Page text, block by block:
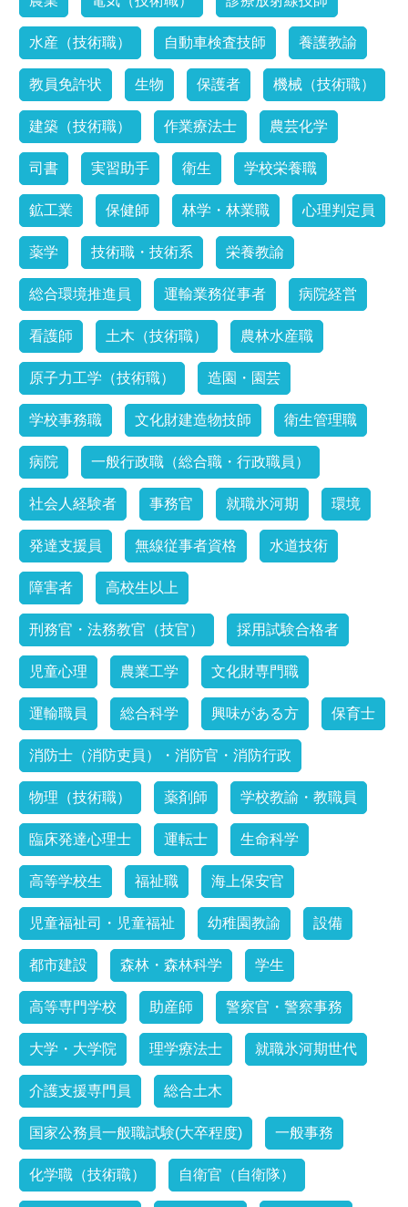
水産（技術職） 自動車検査技師 養護教諭
教員免許状 生物 保護者 機械（技術職）
建築（技術職） 作業療法士 農芸化学
司書 実習助手 衛生 学校栄養職
鉱工業 保健師 林学・林業職 心理判定員
薬学 技術職・技術系 栄養教諭
総合環境推進員 運輸業務従事者 病院経営
看護師 土木（技術職） 農林水産職
原子力工学（技術職） 造園・園芸
学校事務職 文化財建造物技師 衛生管理職
病院 一般行政職（総合職・行政職員）
社会人経験者 事務官 就職氷河期 環境
発達支援員 無線従事者資格 水道技術
障害者 高校生以上
刑務官・法務教官（技官） 採用試験合格者
児童心理 農業工学 文化財専門職
運輸職員 総合科学 興味がある方 保育士
消防士（消防吏員）・消防官・消防行政
物理（技術職） 薬剤師 学校教諭・教職員
臨床発達心理士 運転士 生命科学
高等学校生 福祉職 海上保安官
児童福祉司・児童福祉 幼稚園教諭 設備
都市建設 森林・森林科学 学生
高等専門学校 助産師 警察官・警察事務
大学・大学院 理学療法士 就職氷河期世代
介護支援専門員 総合土木
国家公務員一般職試験(大卒程度) 一般事務
化学職（技術職） 自衛官（自衛隊）